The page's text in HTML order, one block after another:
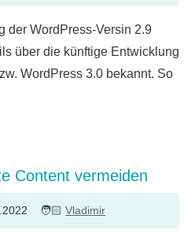
der WordPress-Versin 2.9
über die künftige Entwicklung
WordPress 3.0 bekannt. So
Content vermeiden
Vladimir